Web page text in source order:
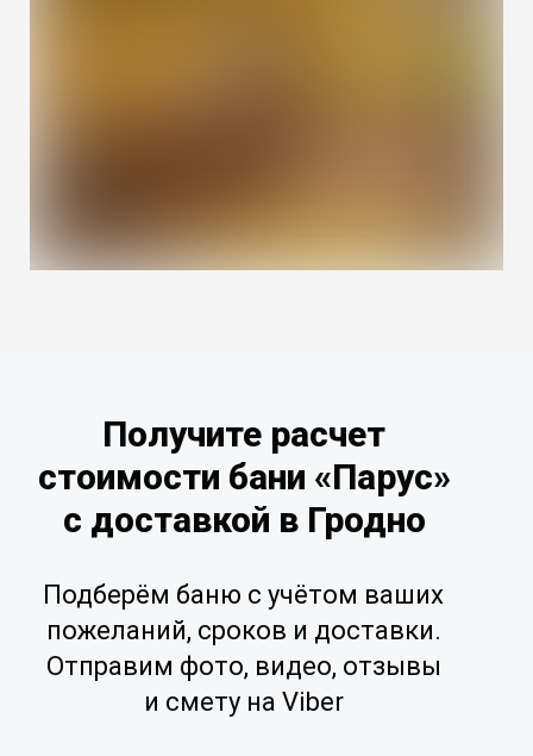
Подберём баню с учётом ваших
пожеланий, сроков и доставки.
Отправим фото, видео, отзывы
и смету на Viber
Получите расчет
стоимости бани «Парус»
с доставкой в Гродно